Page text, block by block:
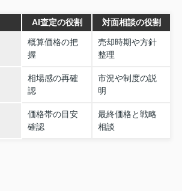
AI査定の役割 対面相談の役割
概算価格の把
握
売却時期や方針
整理
相場感の再確
認
市況や制度の説
明
価格帯の目安
確認
最終価格と戦略
相談